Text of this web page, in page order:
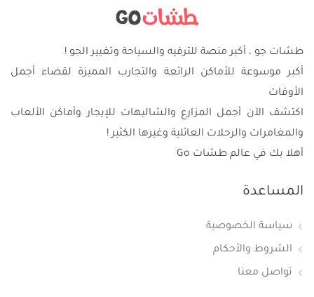
طشات جو ، أكبر منصة للترفيه والسياحة وتغيير الجو !
أكبر موسوعة للأماكن الرائعة والتجارب المميزة لقضاء أجمل
الأوقات
اكتشف الآن أجمل المزارع والشاليهات للإيجار وأماكن الألعاب
والمغامرات والرحلات العائلية وغيرها الكثير !
أهلا بك في عالم طشات Go
المساعدة
سياسة الخصوصية
الشروط والأحكام
تواصل معنا